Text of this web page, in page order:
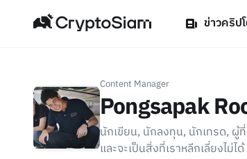
ข่าวคริป
Content Manager
Pongsapak
นักเขียน, นักลงทุน, นักเทรด, ผู้
และจะเป็นสิ่งที่เราหลีกเลี่ยงไม่